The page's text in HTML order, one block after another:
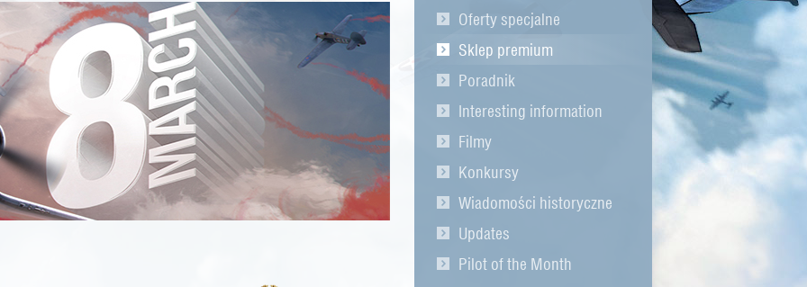
Oferty specjalne
Sklep premium
Poradnik
Interesting information
Filmy
Konkursy
Wiadomości historyczne
Updates
Pilot of the Month